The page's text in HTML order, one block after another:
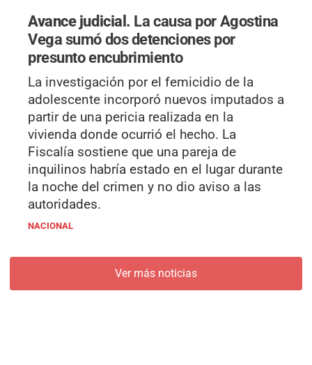
Avance judicial. La causa por Agostina
Vega sumó dos detenciones por
presunto encubrimiento
La investigación por el femicidio de la
adolescente incorporó nuevos imputados a
partir de una pericia realizada en la
vivienda donde ocurrió el hecho. La
Fiscalía sostiene que una pareja de
inquilinos habría estado en el lugar durante
la noche del crimen y no dio aviso a las
autoridades.
NACIONAL
Ver más noticias